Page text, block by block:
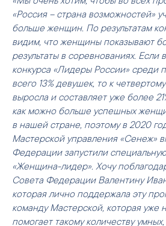
«Россия – страна возможностей»
больше женщин. По результатам
видим, что женщины показывают
результаты в соревнованиях. Если
конкурса «Лидеры России» среди
всего 13% девушек, то к
выросла и составляет уже более
как можно больше успешных
в нашей стране, поэтому в 2020
Мастерской управления «Сенеж»
Федерации запустили
«Женщина-лидер». Хочу
Совета Федерации Валентину
которая лично поддержала эту
команду Мастерской, которая уже
помогает такому количеству